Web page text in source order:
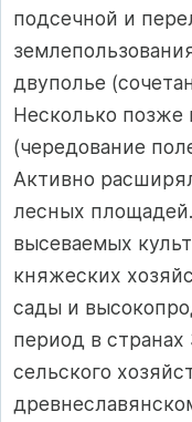
подсечной и
двуполье
Несколько позже
(чередование
Активно
лесных
высеваемых
княжеских
сады и
период в
сельского